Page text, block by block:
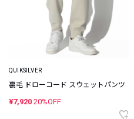
QUIKSILVER
裏毛 ドローコード スウェットパンツ
¥7,920 20%OFF